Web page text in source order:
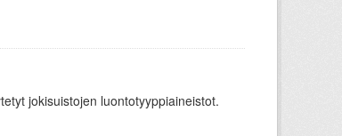
jokisuistojen luontotyyppiaineistot.